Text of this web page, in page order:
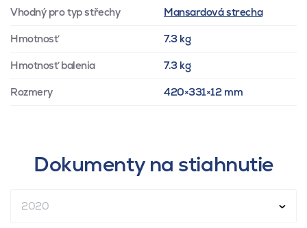
Vhodný pro typ střechy Mansardová strecha
Hmotnosť 7.3 kg
Hmotnosť balenia 7.3 kg
Rozmery 420×331×12 mm
Dokumenty na stiahnutie
2020